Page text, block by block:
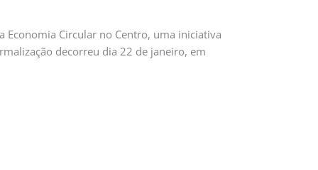
Economia Circular no Centro, uma iniciativa
decorreu dia 22 de janeiro, em